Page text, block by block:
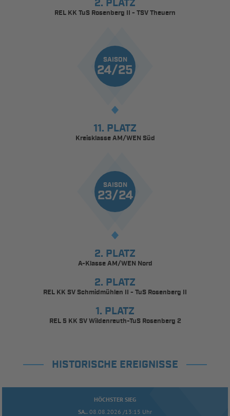
2. PLATZ
REL KK TuS Rosenberg II - TSV Theuern
SAISON
24/25
11. PLATZ
Kreisklasse AM/WEN Süd
SAISON
23/24
2. PLATZ
A-Klasse AM/WEN Nord
2. PLATZ
REL KK SV Schmidmühlen II - TuS Rosenberg II
1. PLATZ
REL 5 KK SV Wildenreuth-TuS Rosenberg 2
HISTORISCHE EREIGNISSE
HÖCHSTER SIEG
SA.. 08.08.2026 /13:15 Uhr